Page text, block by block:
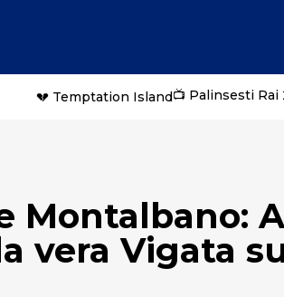
💔 Temptation Island📺 Palinsesti Rai
Montalbano:
vera Vigata